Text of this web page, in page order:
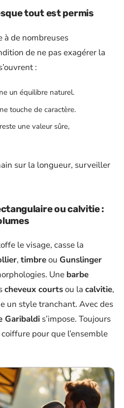
tout est permis
à de nombreuses
de ne pas exagérer la
:
un équilibre naturel.
touche de caractère.
reste une valeur sûre,
sur la longueur, surveiller
ou calvitie :
le visage, casse la
, timbreou Gunslinger
Une barbe
cheveux courtsou la calvitie,
un style tranchant. Avec des
Garibaldi s’impose. Toujours
pour que l’ensemble